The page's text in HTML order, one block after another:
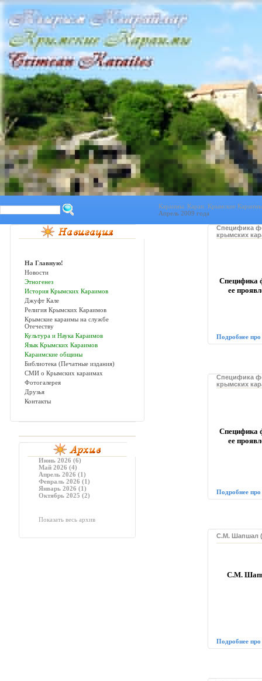
Караимы. Караи. Крымские
Апрель 2009 года
На Главную!
Новости
Этногенез
История Крымских Караимов
Джуфт Кале
Религия Крымских Караимов
Крымские караимы на службе
Отечеству
Культура и Наука Караимов
Язык Крымских Караимов
Караимские общины
Библиотека (Печатные издания)
СМИ о Крымских караимах
Фотогалерея
Друзья
Контакты
Июнь 2026 (6)
Май 2026 (4)
Апрель 2026 (1)
Февраль 2026 (1)
Январь 2026 (1)
Октябрь 2025 (2)
Показать весь архив
Специфика
крымских
Специфика
ее
Подробнее
Специфика
крымских
Специфика
ее
Подробнее
С.М. Шапшал
С.М.
Подробнее